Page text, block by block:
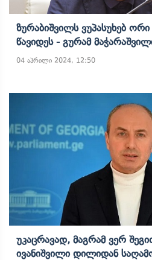
Ზურაბიშვილს Ვუპასუხებ
Წავიდეს - Გურამ
04 აპრილი 2024, 12:50
Უკაცრავად, Მაგრამ Ვერ
Ივანიშვილი Დილიდან